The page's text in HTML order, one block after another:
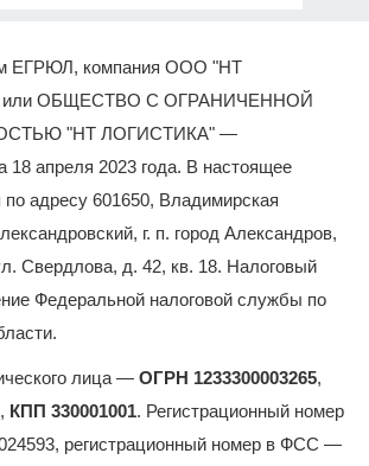
ЕГРЮЛ, компания ООО "НТ
ОБЩЕСТВО С ОГРАНИЧЕННОЙ
"НТ ЛОГИСТИКА" —
18 апреля 2023 года. В настоящее
по адресу 601650, Владимирская
г. п. город Александров,
Свердлова, д. 42, кв. 18. Налоговый
Федеральной налоговой службы по
лица — ОГРН 1233300003265,
, КПП 330001001. Регистрационный номер
регистрационный номер в ФСС —